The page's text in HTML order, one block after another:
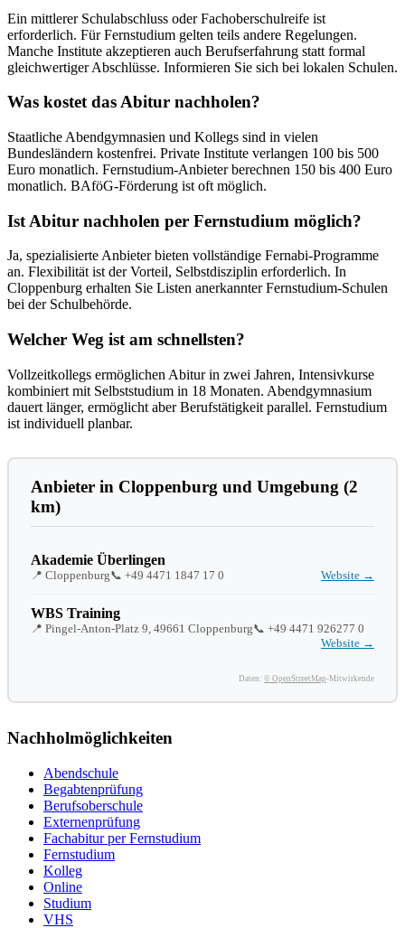
Ein mittlerer Schulabschluss oder Fachoberschulreife ist
erforderlich. Für Fernstudium gelten teils andere Regelungen.
Manche Institute akzeptieren auch Berufserfahrung statt formal
gleichwertiger Abschlüsse. Informieren Sie sich bei lokalen Schulen.
Was kostet das Abitur nachholen?
Staatliche Abendgymnasien und Kollegs sind in vielen
Bundesländern kostenfrei. Private Institute verlangen 100 bis 500
Euro monatlich. Fernstudium-Anbieter berechnen 150 bis 400 Euro
monatlich. BAföG-Förderung ist oft möglich.
Ist Abitur nachholen per Fernstudium möglich?
Ja, spezialisierte Anbieter bieten vollständige Fernabi-Programme
an. Flexibilität ist der Vorteil, Selbstdisziplin erforderlich. In
Cloppenburg erhalten Sie Listen anerkannter Fernstudium-Schulen
bei der Schulbehörde.
Welcher Weg ist am schnellsten?
Vollzeitkollegs ermöglichen Abitur in zwei Jahren, Intensivkurse
kombiniert mit Selbststudium in 18 Monaten. Abendgymnasium
dauert länger, ermöglicht aber Berufstätigkeit parallel. Fernstudium
ist individuell planbar.
Anbieter in Cloppenburg und Umgebung (2
km)
Akademie Überlingen
📍 Cloppenburg📞 +49 4471 1847 17 0 Website →
WBS Training
📍 Pingel-Anton-Platz 9, 49661 Cloppenburg📞 +49 4471 926277 0
Website →
Daten: © OpenStreetMap-Mitwirkende
Nachholmöglichkeiten
Abendschule
Begabtenprüfung
Berufsoberschule
Externenprüfung
Fachabitur per Fernstudium
Fernstudium
Kolleg
Online
Studium
VHS